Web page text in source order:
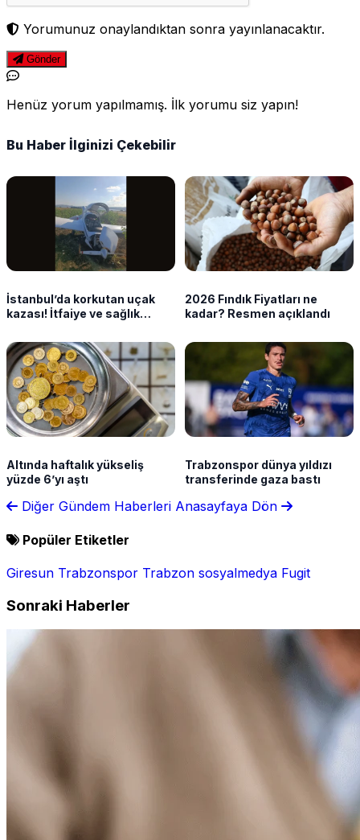
Yorumunuz onaylandıktan sonra yayınlanacaktır.
Gönder
Henüz yorum yapılmamış. İlk yorumu siz yapın!
Bu Haber İlginizi Çekebilir
İstanbul’da korkutan uçak
kazası! İtfaiye ve sağlık
2026 Fındık Fiyatları ne
kadar? Resmen açıklandı
Altında haftalık yükseliş
yüzde 6’yı aştı
Trabzonspor dünya yıldızı
transferinde gaza bastı
Diğer Gündem Haberleri Anasayfaya Dön
Popüler Etiketler
Giresun Trabzonspor Trabzon sosyalmedya Fugit
Sonraki Haberler